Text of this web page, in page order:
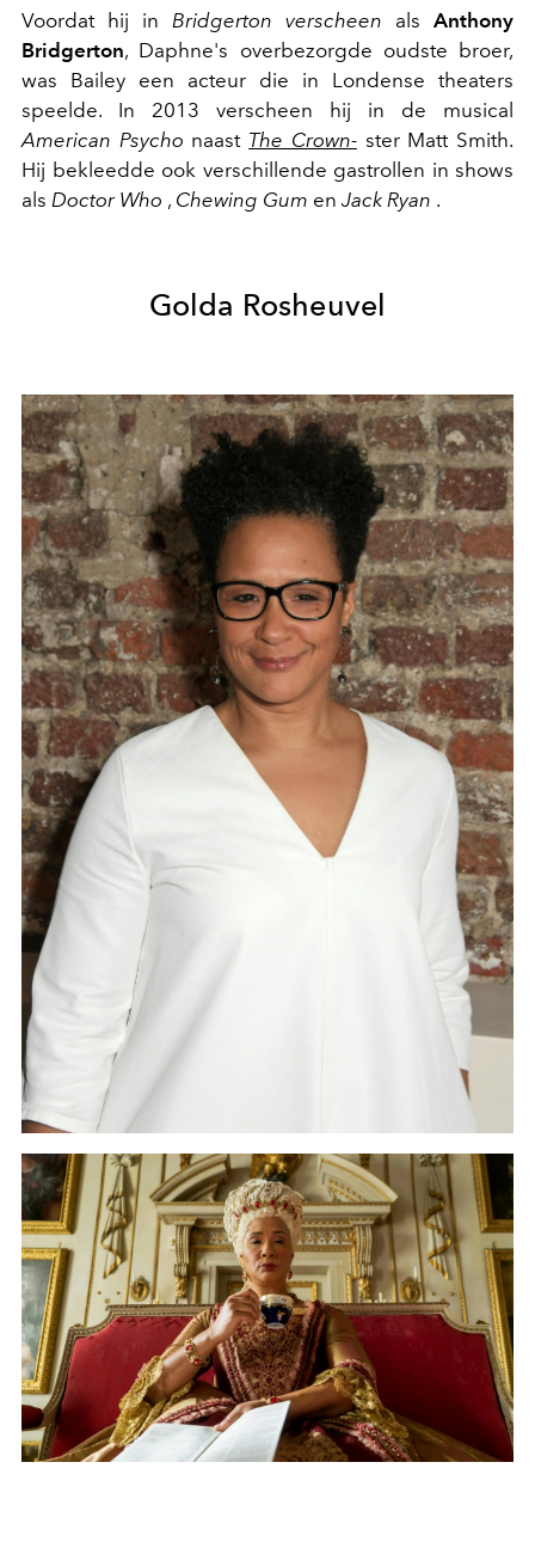
Voordat hij in Bridgerton verscheen als Anthony
Bridgerton, Daphne's overbezorgde oudste broer,
was Bailey een acteur die in Londense theaters
speelde. In 2013 verscheen hij in de musical
American Psycho naast The Crown-ster Matt Smith.
Hij bekleedde ook verschillende gastrollen in shows
als Doctor Who , Chewing Gum en Jack Ryan .
Golda Rosheuvel